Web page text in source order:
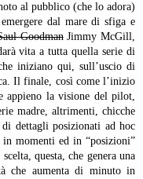
al pubblico (che lo adora)
dal mare di sfiga e
GoodmanJimmy McGill,
vita a tutta quella serie di
iniziano qui, sull’uscio di
Il finale, così come l’inizio
appieno la visione del pilot,
madre, altrimenti, chicche
dettagli posizionati ad hoc
momenti ed in “posizioni”
questa, che genera una
che aumenta di minuto in